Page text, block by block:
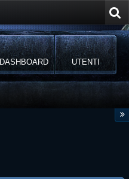
DASHBOARD UTENTI